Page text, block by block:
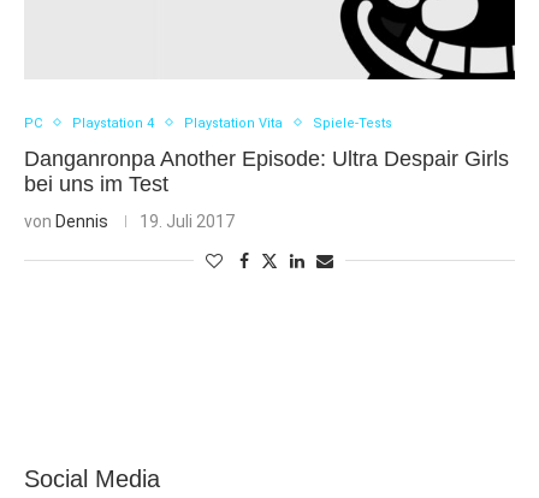
PC Playstation 4 Playstation Vita Spiele-Tests
Danganronpa Another Episode: Ultra Despair Girls
bei uns im Test
von Dennis 19. Juli 2017
Social Media